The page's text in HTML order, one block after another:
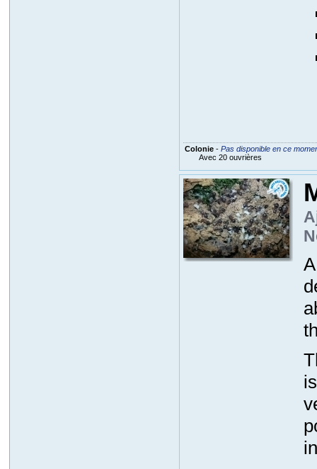
Colonie- Pas disponible en ce
Avec 20 ouvrières